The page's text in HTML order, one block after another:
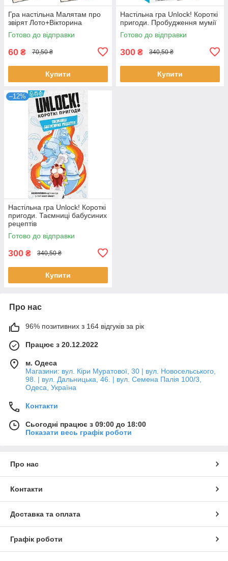
Гра настільна Малятам про
звірят Лото+Вікторина
Готово до відправки
60 ₴ 70,50 ₴
Купити
Настільна гра Unlock! Короткі
пригоди. Пробудження мумії
Готово до відправки
300 ₴ 340,50 ₴
Купити
–12%
Настільна гра Unlock! Короткі
пригоди. Таємниці бабусиних
рецептів
Готово до відправки
300 ₴ 340,50 ₴
Купити
Про нас
96% позитивних з 164 відгуків за рік
Працює з 20.12.2022
м. Одеса
Магазини: вул. Кіри Муратової, 30 | вул. Новосельського,
98. | вул. Дальницька, 46. | вул. Семена Палія 100/3,
Одеса, Україна
Контакти
Сьогодні працює з 09:00 до 18:00
Показати весь графік роботи
Про нас
Контакти
Доставка та оплата
Графік роботи